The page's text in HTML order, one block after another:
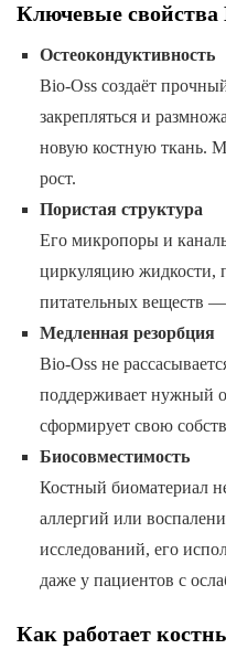
Ключевые свойства
Остеокондуктивность
Bio-Oss создаёт
закрепляться и
новую костную ткань.
рост.
Пористая структура
Его микропоры и
циркуляцию жидкости,
питательных веществ —
Медленная резорбция
Bio-Oss не
поддерживает нужный
сформирует свою
Биосовместимость
Костный биоматериал
аллергий или
исследований, его
даже у пациентов с
Как работает